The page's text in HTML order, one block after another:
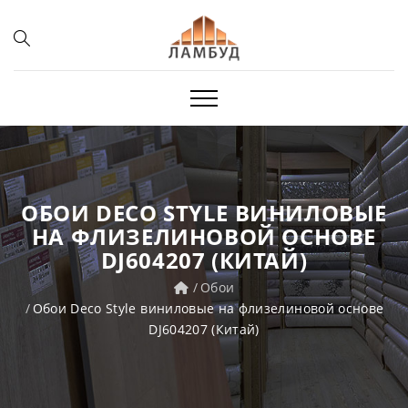
ОБОИ DECO STYLE ВИНИЛОВЫЕ
НА ФЛИЗЕЛИНОВОЙ ОСНОВЕ
DJ604207 (КИТАЙ)
Обои
Обои Deco Style виниловые на флизелиновой основе
DJ604207 (Китай)